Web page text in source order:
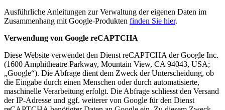
Ausführliche Anleitungen zur Verwaltung der eigenen Daten im
Zusammenhang mit Google-Produkten finden Sie hier.
Verwendung von Google reCAPTCHA
Diese Website verwendet den Dienst reCAPTCHA der Google Inc.
(1600 Amphitheatre Parkway, Mountain View, CA 94043, USA;
„Google“). Die Abfrage dient dem Zweck der Unterscheidung, ob
die Eingabe durch einen Menschen oder durch automatisierte,
maschinelle Verarbeitung erfolgt. Die Abfrage schliesst den Versand
der IP-Adresse und ggf. weiterer von Google für den Dienst